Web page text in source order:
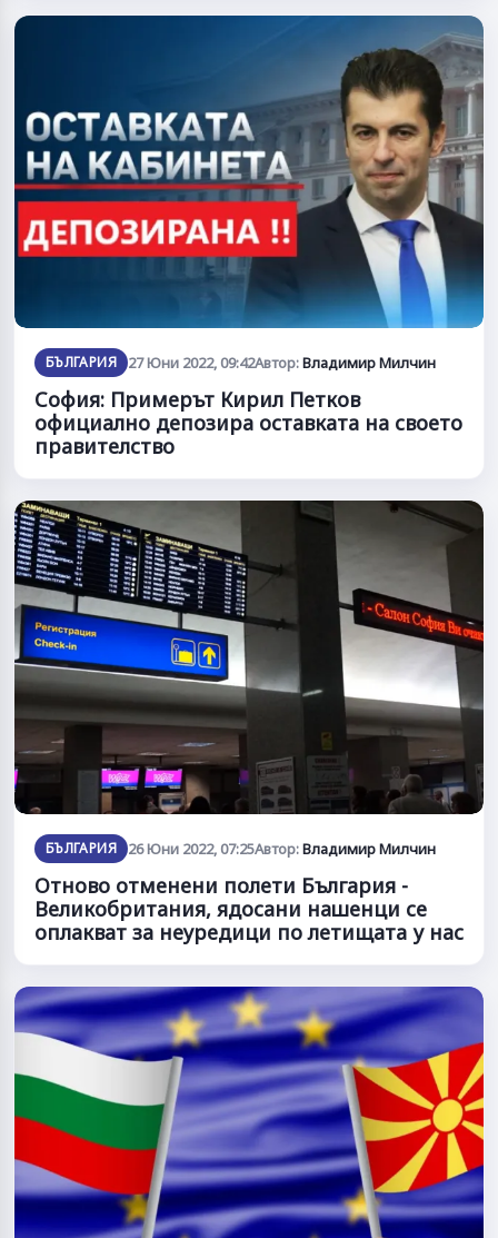
БЪЛГАРИЯ 27 Юни 2022, 09:42Автор:Владимир Милчин
София: Примерът Кирил Петков
официално депозира оставката на своето
правителство
БЪЛГАРИЯ 26 Юни 2022, 07:25Автор:Владимир Милчин
Отново отменени полети България -
Великобритания, ядосани нашенци се
оплакват за неуредици по летищата у нас